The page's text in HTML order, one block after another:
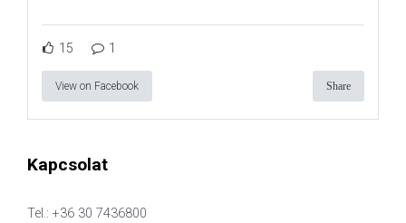
15 1
View on Facebook Share
Kapcsolat
Tel.: +36 30 7436800